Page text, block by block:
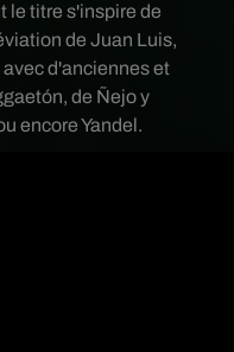
le titre s'inspire de
de Juan Luis,
d'anciennes et
de Ñejo y
encore Yandel.